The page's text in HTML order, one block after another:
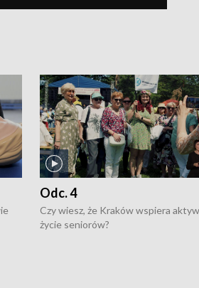
Odc. 4
Czy wiesz, że Kraków wspiera
życie seniorów?